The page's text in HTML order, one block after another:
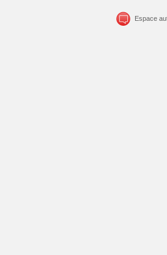
Espace